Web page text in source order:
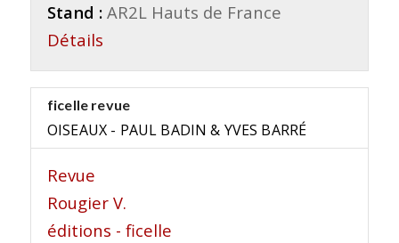
Stand : AR2L Hauts de France
Détails
ficelle revue
OISEAUX - PAUL BADIN & YVES BARRÉ
Revue
Rougier V.
éditions - ficelle